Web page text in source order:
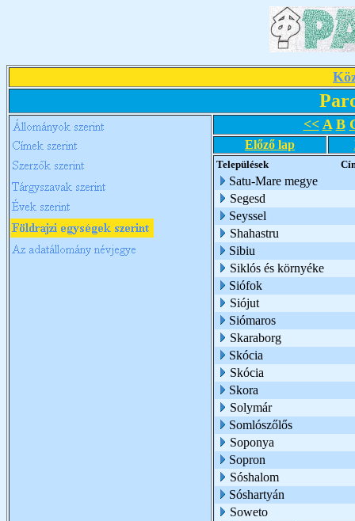
<< A B
Előző lap
Települések
Satu-Mare megye
Segesd
Seyssel
Shahastru
Sibiu
Siklós és környéke
Siófok
Siójut
Siómaros
Skaraborg
Skócia
Skócia
Skora
Solymár
Somlószőlős
Soponya
Sopron
Sóshalom
Sóshartyán
Soweto